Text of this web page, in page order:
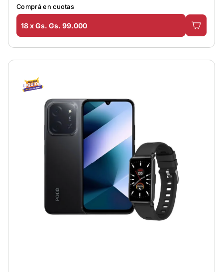
Comprá en cuotas
18 x Gs. Gs. 99.000